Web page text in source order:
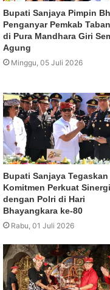
Bupati Sanjaya Pimpin
Penganyar Pemkab
di Pura Mandhara Giri
Agung
Minggu, 05 Juli 2026
Bupati Sanjaya Tegaskan
Komitmen Perkuat Sinergi
dengan Polri di Hari
Bhayangkara ke-80
Rabu, 01 Juli 2026